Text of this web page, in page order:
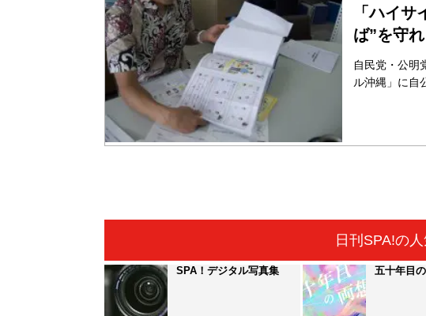
「ハイ
ば”を守れ
自民党・公明
ル沖縄」に自
日刊SPA!の
SPA！デジタル写真集 五十年目